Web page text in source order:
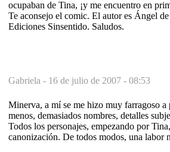
ocupaban de Tina, ¡y me encuentro en
Te aconsejo el comic. El autor es Ángel
Ediciones Sinsentido. Saludos.
Gabriela - 16 de julio de 2007 - 08:53
Minerva, a mí se me hizo muy farragoso a
menos, demasiados nombres, detalles
Todos los personajes, empezando por
canonización. De todos modos, una labor